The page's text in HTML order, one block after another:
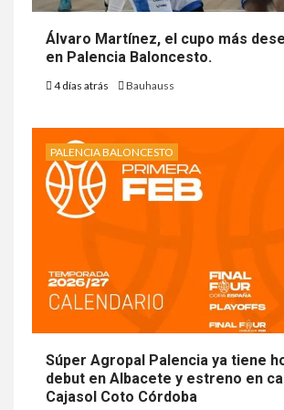
Álvaro Martínez, el cupo más
en Palencia Baloncesto.
4 días atrás Bauhauss
PALENCIA BALONCESTO
Súper Agropal Palencia ya tiene
debut en Albacete y estreno en
Cajasol Coto Córdoba